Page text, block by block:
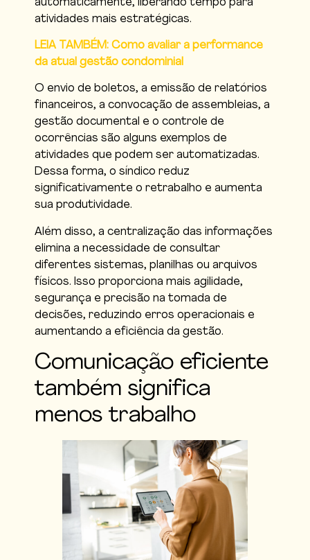
automaticamente, liberando tempo para
atividades mais estratégicas.
LEIA TAMBÉM: Como avaliar a performance
da atual gestão condominial
O envio de boletos, a emissão de relatórios
financeiros, a convocação de assembleias, a
gestão documental e o controle de
ocorrências são alguns exemplos de
atividades que podem ser automatizadas.
Dessa forma, o síndico reduz
significativamente o retrabalho e aumenta
sua produtividade.
Além disso, a centralização das informações
elimina a necessidade de consultar
diferentes sistemas, planilhas ou arquivos
físicos. Isso proporciona mais agilidade,
segurança e precisão na tomada de
decisões, reduzindo erros operacionais e
aumentando a eficiência da gestão.
Comunicação eficiente
também significa
menos trabalho